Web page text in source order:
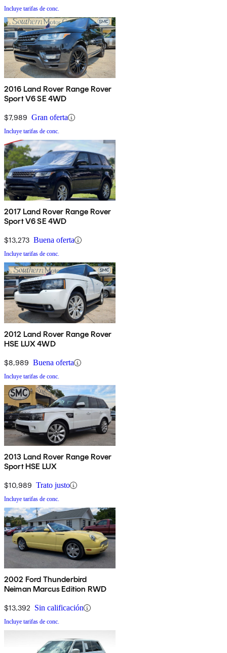
Incluye tarifas de conc.
2016 Land Rover Range Rover
Sport V6 SE 4WD
$7,989 Gran oferta
Incluye tarifas de conc.
2017 Land Rover Range Rover
Sport V6 SE 4WD
$13,273 Buena oferta
Incluye tarifas de conc.
2012 Land Rover Range Rover
HSE LUX 4WD
$8,989 Buena oferta
Incluye tarifas de conc.
2013 Land Rover Range Rover
Sport HSE LUX
$10,989 Trato justo
Incluye tarifas de conc.
2002 Ford Thunderbird
Neiman Marcus Edition RWD
$13,392 Sin calificación
Incluye tarifas de conc.